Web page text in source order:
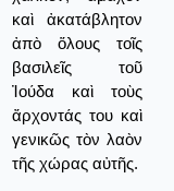
καὶ ἀκατάβλητον
ἀπὸ ὅλους τοῖς
βασιλεῖς τοῦ
Ἰούδα καὶ τοὺς
ἄρχοντάς του καὶ
γενικῶς τὸν λαὸν
τῆς χώρας αὐτῆς.